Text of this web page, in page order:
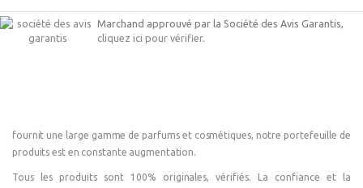
Marchand approuvé par la Société des Avis Garantis,
cliquez ici pour vérifier.
fournit une large gamme de parfums et cosmétiques, notre portefeuille de
produits est en constante augmentation.
Tous les produits sont 100% originales, vérifiés. La confiance et la